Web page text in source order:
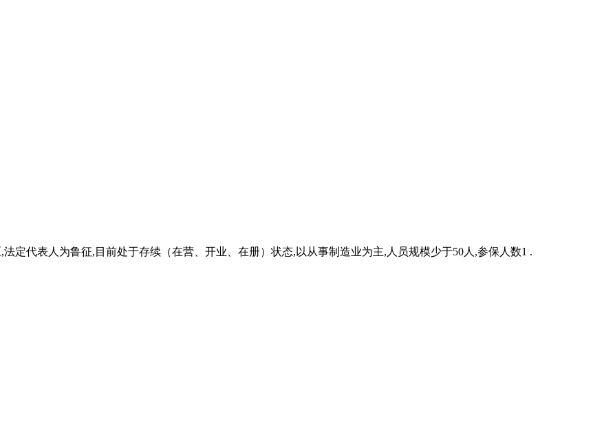
定代表人为鲁征,目前处于存续（在营、开业、在册）状态,以从事制造业为主,人员规模少于50人,参保人数1 .